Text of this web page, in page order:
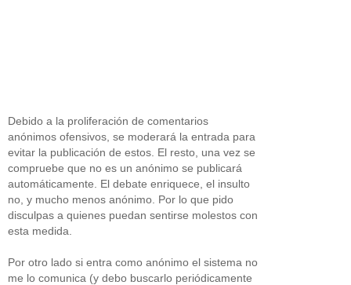
Debido a la proliferación de comentarios
anónimos ofensivos, se moderará la entrada para
evitar la publicación de estos. El resto, una vez se
compruebe que no es un anónimo se publicará
automáticamente. El debate enriquece, el insulto
no, y mucho menos anónimo. Por lo que pido
disculpas a quienes puedan sentirse molestos con
esta medida.
Por otro lado si entra como anónimo el sistema no
me lo comunica (y debo buscarlo periódicamente